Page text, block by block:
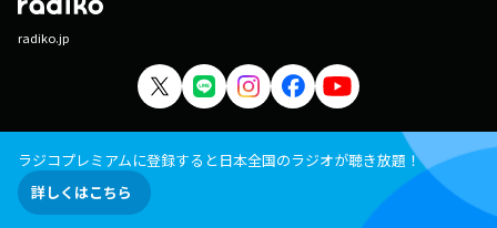
radiko.jp
ラジコプレミアムに登録すると日本全国のラジオが聴き放題！
詳しくはこちら